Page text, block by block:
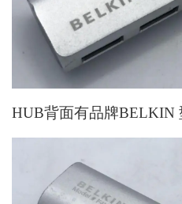
HUB背面有品牌BELKIN